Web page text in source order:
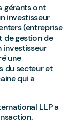
gérants ont
investisseur
(entreprise
de gestion de
investisseur
une
du secteur et
qui a
LLP a